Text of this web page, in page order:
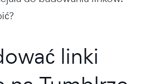
linki